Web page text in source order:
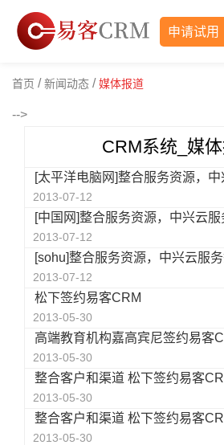
申请试用
首页 /新闻动态 /媒体报道
-->
CRM系统_媒
2013-07-12
[中国网]整合服务资源，中兴云
2013-07-12
[sohu]整合服务资源，中兴云服
2013-07-12
松下签约易客CRM
2013-05-30
高端教育机构嘉高宾尼签约易客
2013-05-30
整合客户和渠道 松下签约易客
2013-05-30
整合客户和渠道 松下签约易客
2013-05-30